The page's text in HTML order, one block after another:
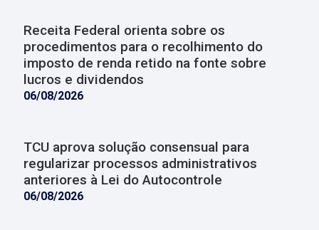
Receita Federal orienta sobre os
procedimentos para o recolhimento do
imposto de renda retido na fonte sobre
lucros e dividendos
06/08/2026
TCU aprova solução consensual para
regularizar processos administrativos
anteriores à Lei do Autocontrole
06/08/2026